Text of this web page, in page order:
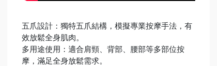
五爪設計：獨特五爪結構，模擬專業按摩手法，有
效放鬆全身肌肉。
多用途使用：適合肩頸、背部、腰部等多部位按
摩，滿足全身放鬆需求。